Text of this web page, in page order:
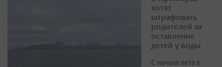
хотят
штрафовать
родителей за
оставление
детей у воды
С начала лета в